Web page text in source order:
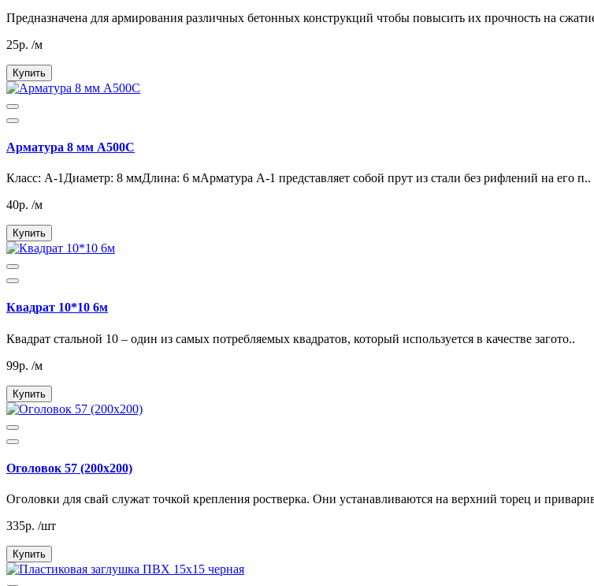
Предназначена для армирования различных бетонных конструкций чтобы повысить их прочность на
25р. /м
Купить
Арматура 8 мм А500С
Класс: А-1Диаметр: 8 ммДлина: 6 мАрматура А-1 представляет собой прут из стали без рифлений на его п..
40р. /м
Купить
Квадрат 10*10 6м
Квадрат стальной 10 – один из самых потребляемых квадратов, который используется в качестве загото..
99р. /м
Купить
Оголовок 57 (200х200)
Оголовки для свай служат точкой крепления ростверка. Они устанавливаются на верхний торец и
335р. /шт
Купить